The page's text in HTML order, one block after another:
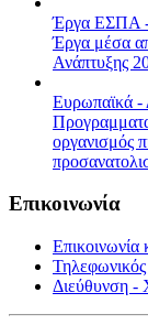
Έργα ΕΣΠΑ
Έργα μέσα
Ανάπτυξης
Ευρωπαϊκά -
οργανισμός
Επικοινωνία
Διεύθυνση -